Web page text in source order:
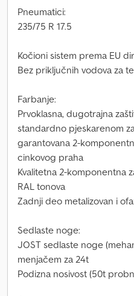
Pneumatici:
235/75 R 17.5
Kočioni sistem prema EU
Bez priključnih vodova za
Farbanje:
Prvoklasna, dugotrajna
standardno pjeskarenom
garantovana 2-
cinkovog praha
Kvalitetna 2-komponentna
RAL tonova
Zadnji deo metalizovan i
Sedlaste noge:
JOST sedlaste noge
menjačem za 24t
Podizna nosivost (50t